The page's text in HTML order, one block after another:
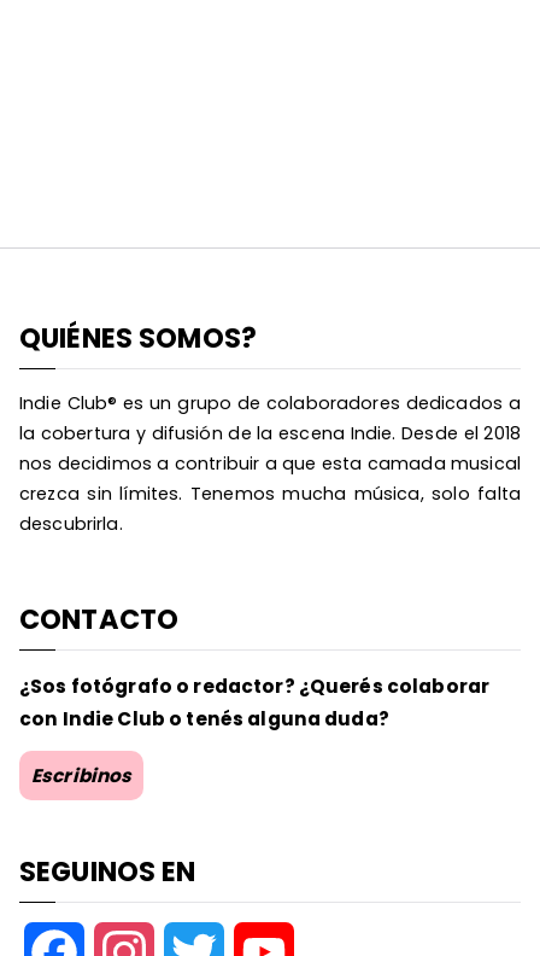
QUIÉNES SOMOS?
Indie Club® es un grupo de colaboradores dedicados a
la cobertura y difusión de la escena Indie. Desde el 2018
nos decidimos a contribuir a que esta camada musical
crezca sin límites. Tenemos mucha música, solo falta
descubrirla.
CONTACTO
¿Sos fotógrafo o redactor? ¿Querés colaborar
con Indie Club o tenés alguna duda?
Escribinos
SEGUINOS EN